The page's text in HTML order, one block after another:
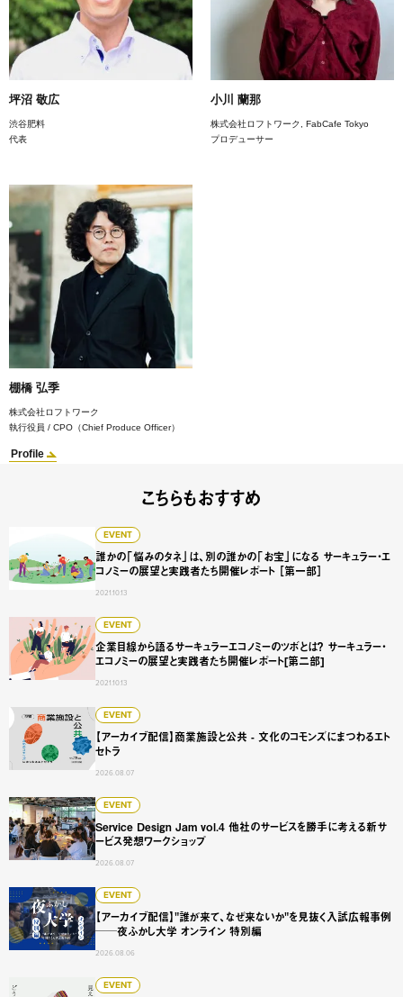
坪沼 敬広
渋谷肥料
代表
小川 蘭那
株式会社ロフトワーク, FabCafe Tokyo
プロデューサー
棚橋 弘季
株式会社ロフトワーク
執行役員 / CPO（Chief Produce Officer）
Profile
こちらもおすすめ
EVENT
誰かの「悩みのタネ」は、別の誰かの「お宝」になる サーキュラー・エ
コノミーの展望と実践者たち開催レポート ［第一部］
2021.10.13
誰かの「悩みのタネ」は、別の誰かの「お宝」になる サー
EVENT
企業目線から語るサーキュラーエコノミーのツボとは？ サーキュラー・
エコノミーの展望と実践者たち開催レポート[第二部]
2021.10.13
企業目線から語るサーキュラーエコノミーのツボとは？ サ
EVENT
【アーカイブ配信】商業施設と公共 - 文化のコモンズにまつわるエト
セトラ
2026.08.07
【アーカイブ配信】商業施設と公共 - 文化のコモンズにまつ
EVENT
Service Design Jam vol.4 他社のサービスを勝手に考える新サ
ービス発想ワークショップ
2026.08.07
Service Design Jam vol.4 他社のサービスを勝手に考える
EVENT
【アーカイブ配信】"誰が来て、なぜ来ないか"を見抜く入試広報事例
──夜ふかし大学 オンライン 特別編
2026.08.06
【アーカイブ配信】"誰が来て、なぜ来ないか"を見抜く入
EVENT
【アーカイブ配信】ひらくの設計図#3 見えない価値をどう